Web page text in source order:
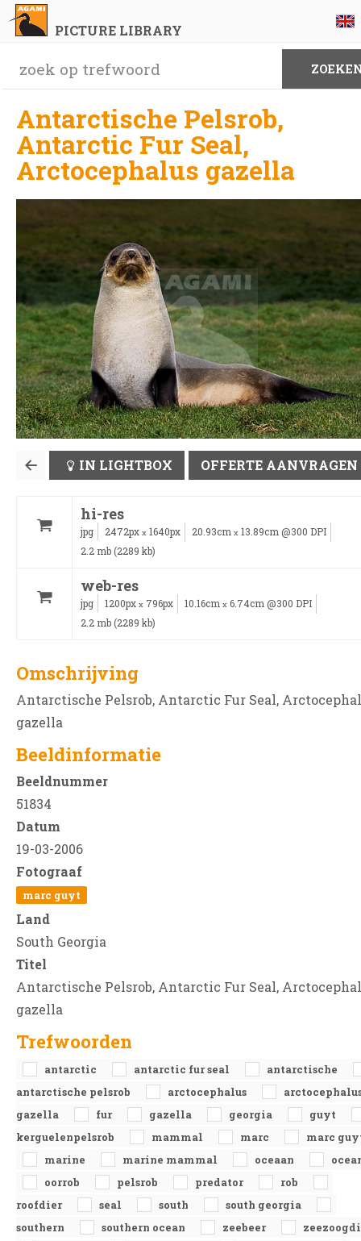
PICTURE LIBRARY
Antarctische Pelsrob,
Antarctic Fur Seal,
Arctocephalus gazella
IN LIGHTBOX OFFERTE AANVRAGEN
hi-res
jpg 2472px x 1640px 20.93cm x 13.89cm @300 DPI
2.2 mb (2289 kb)
web-res
jpg 1200px x 796px 10.16cm x 6.74cm @300 DPI
2.2 mb (2289 kb)
Omschrijving
Antarctische Pelsrob, Antarctic Fur Seal,
gazella
Beeldinformatie
Beeldnummer
51834
Datum
19-03-2006
Fotograaf
marc guyt
Land
South Georgia
Titel
Antarctische Pelsrob, Antarctic Fur Seal,
gazella
Trefwoorden
antarctic antarctic fur seal
antarctische
antarctische pelsrob
arctocephalus
gazella
fur gazella georgia
guyt
kerguelenpelsrob
mammal marc
marc
marine
marine mammal oceaan
oorrob
pelsrob predator
rob
roofdier
seal south
south georgia
southern
southern ocean zeebeer